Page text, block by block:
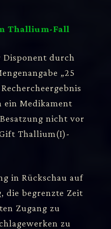
Thallium-Fall
durch
„25
ein Medikament
nicht vor
Thallium(I)-
in Rückschau auf
die begrenzte Zeit
Zugang zu
zu